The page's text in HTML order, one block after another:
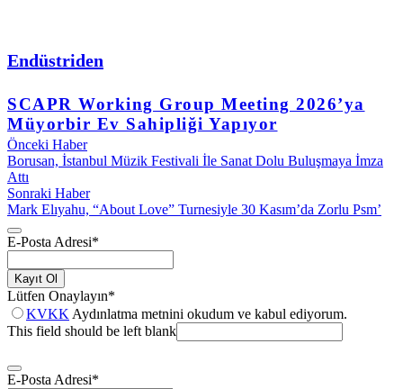
Endüstriden
SCAPR Working Group Meeting 2026’ya
Müyorbir Ev Sahipliği Yapıyor
Önceki Haber
Borusan, İstanbul Müzik Festivali İle Sanat Dolu Buluşmaya İmza
Attı
Sonraki Haber
Mark Elıyahu, “About Love” Turnesiyle 30 Kasım’da Zorlu Psm’
E-Posta Adresi*
Kayıt Ol
Lütfen Onaylayın*
KVKK Aydınlatma metnini okudum ve kabul ediyorum.
This field should be left blank
E-Posta Adresi*